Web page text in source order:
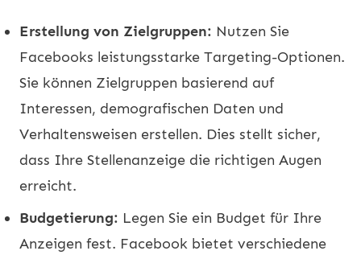
Erstellung von Zielgruppen: Nutzen Sie
Facebooks leistungsstarke Targeting-Optionen.
Sie können Zielgruppen basierend auf
Interessen, demografischen Daten und
Verhaltensweisen erstellen. Dies stellt sicher,
dass Ihre Stellenanzeige die richtigen Augen
erreicht.
Budgetierung: Legen Sie ein Budget für Ihre
Anzeigen fest. Facebook bietet verschiedene